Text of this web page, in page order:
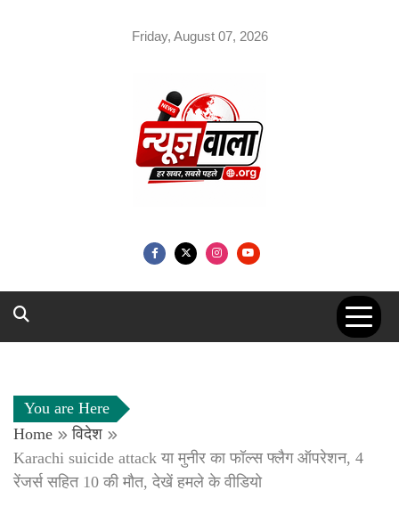
Friday, August 07, 2026
You are Here
Home
विदेश
Karachi suicide attack या मुनीर का फॉल्स फ्लैग ऑपरेशन, 4
रेंजर्स सहित 10 की मौत, देखें हमले के वीडियो